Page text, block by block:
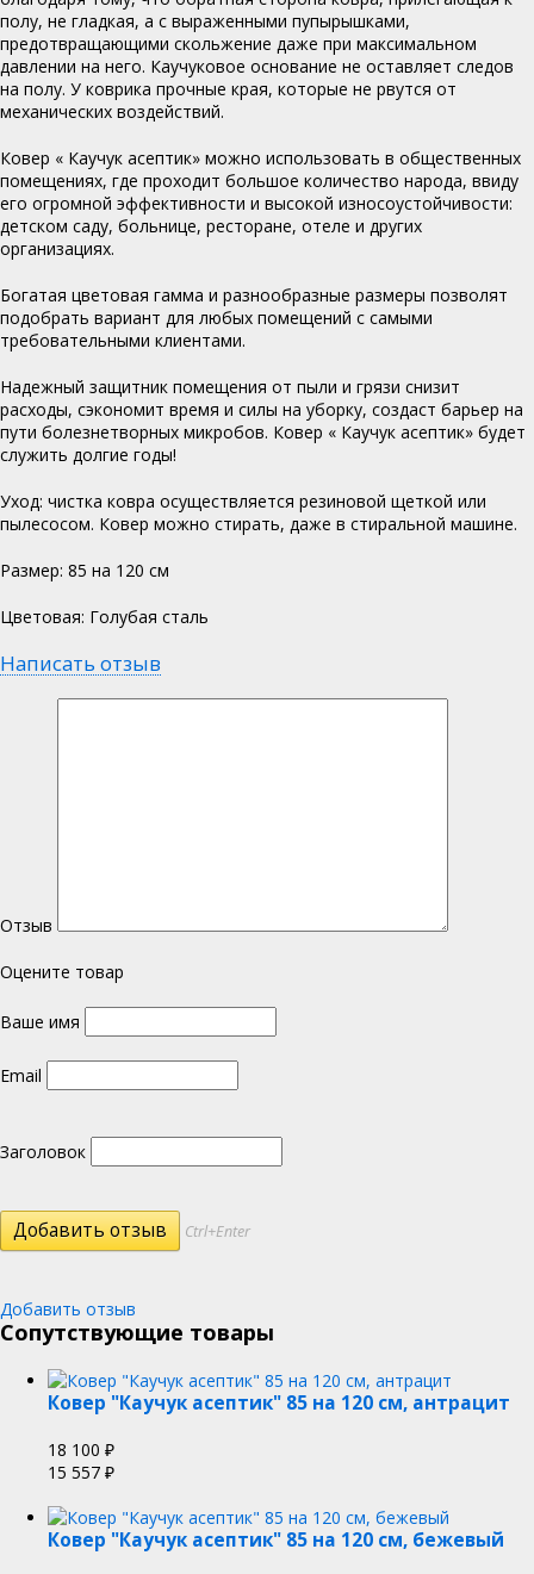
полу, не гладкая, а с выраженными пупырышками,
предотвращающими скольжение даже при максимальном
давлении на него. Каучуковое основание не оставляет следов
на полу. У коврика прочные края, которые не рвутся от
механических воздействий.
Ковер « Каучук асептик» можно использовать в общественных
помещениях, где проходит большое количество народа, ввиду
его огромной эффективности и высокой износоустойчивости:
детском саду, больнице, ресторане, отеле и других
организациях.
Богатая цветовая гамма и разнообразные размеры позволят
подобрать вариант для любых помещений с самыми
требовательными клиентами.
Надежный защитник помещения от пыли и грязи снизит
расходы, сэкономит время и силы на уборку, создаст барьер на
пути болезнетворных микробов. Ковер « Каучук асептик» будет
служить долгие годы!
Уход: чистка ковра осуществляется резиновой щеткой или
пылесосом. Ковер можно стирать, даже в стиральной машине.
Размер: 85 на 120 см
Цветовая: Голубая сталь
Написать отзыв
Отзыв
Оцените товар
Ваше имя
Email
Заголовок
Ctrl+Enter
Добавить отзыв
Сопутствующие товары
Ковер "Каучук асептик" 85 на 120 см, антрацит
18 100 ₽
15 557 ₽
Ковер "Каучук асептик" 85 на 120 см, бежевый